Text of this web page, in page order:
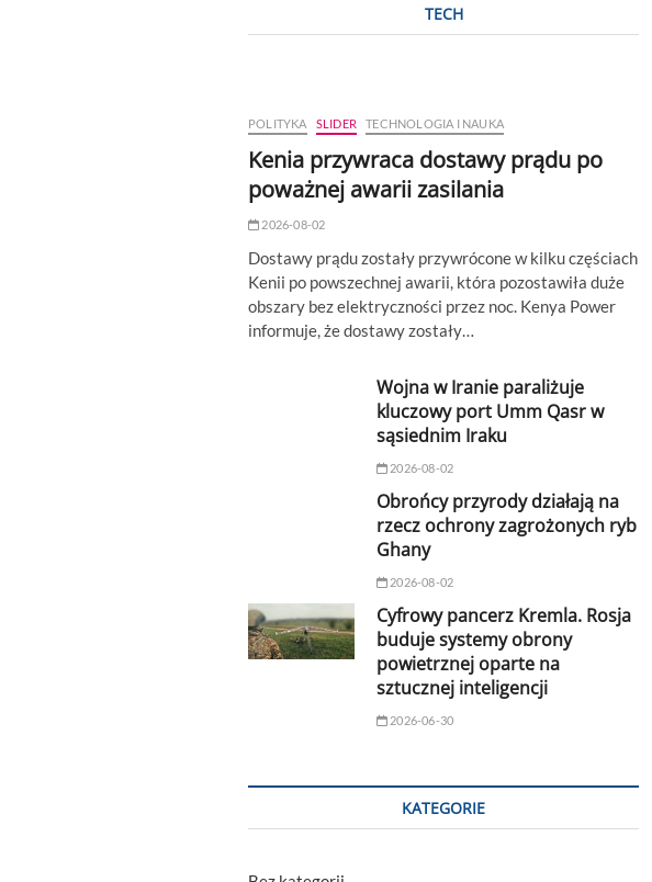
TECH
POLITYKA SLIDER TECHNOLOGIA I NAUKA
Kenia przywraca dostawy prądu po
poważnej awarii zasilania
2026-08-02
Dostawy prądu zostały przywrócone w kilku częściach
Kenii po powszechnej awarii, która pozostawiła duże
obszary bez elektryczności przez noc. Kenya Power
informuje, że dostawy zostały…
Wojna w Iranie paraliżuje
kluczowy port Umm Qasr w
sąsiednim Iraku
2026-08-02
Obrońcy przyrody działają na
rzecz ochrony zagrożonych ryb
Ghany
2026-08-02
Cyfrowy pancerz Kremla. Rosja
buduje systemy obrony
powietrznej oparte na
sztucznej inteligencji
2026-06-30
KATEGORIE